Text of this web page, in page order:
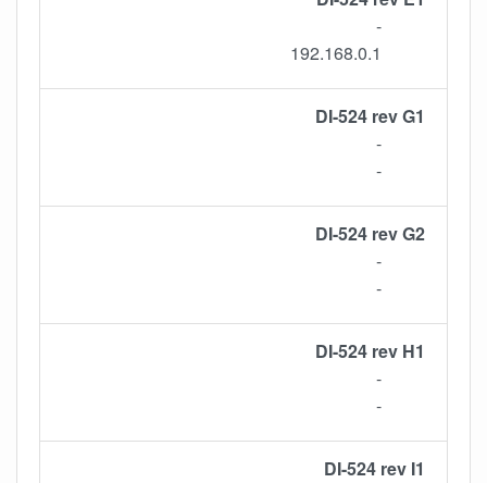
-
192.168.0.1
DI-524 rev G1
-
-
DI-524 rev G2
-
-
DI-524 rev H1
-
-
DI-524 rev I1